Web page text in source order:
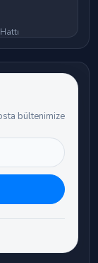
bültenimize